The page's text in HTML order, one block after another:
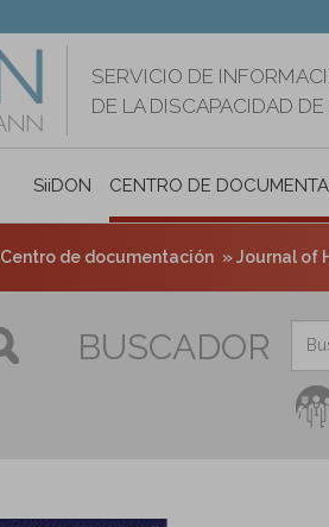
SERVICIO DE
DE LA DISCAPACIDAD
SiiDON CENTRO DE
Centro de documentación Journal of
BUSCADOR